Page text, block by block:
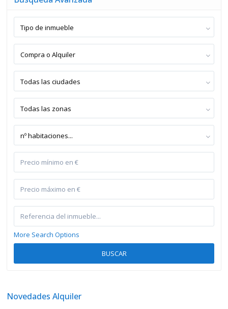
Tipo de inmueble
Compra o Alquiler
Todas las ciudades
Todas las zonas
nº habitaciones...
More Search Options
BUSCAR
Novedades Alquiler